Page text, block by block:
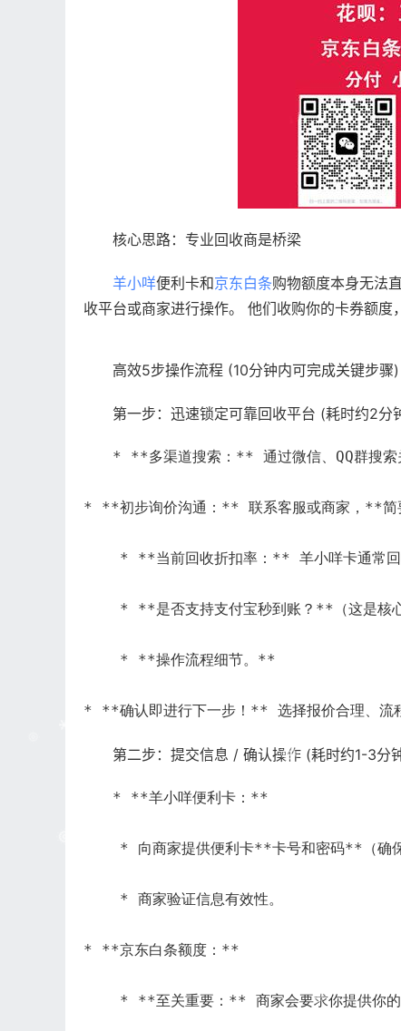
核心思路：专业回收商是桥梁
羊小咩便利卡和京东白条购物额度本身无法
收平台或商家进行操作。 他们收购你的卡券额度
高效5步操作流程 (10分钟内可完成关键步骤)
第一步：迅速锁定可靠回收平台 (耗时约2分
* **多渠道搜索：** 通过微信、QQ群搜索
* **初步询价沟通：** 联系客服或商家，**简
* **当前回收折扣率：** 羊小咩卡通常回收
* **是否支持支付宝秒到账？**（这是核心
* **操作流程细节。**
* **确认即进行下一步！** 选择报价合理、流程
第二步：提交信息 / 确认操作 (耗时约1-3分
* **羊小咩便利卡：**
* 向商家提供便利卡**卡号和密码**（确保
* 商家验证信息有效性。
* **京东白条额度：**
* **至关重要：** 商家会要求你提供你的**